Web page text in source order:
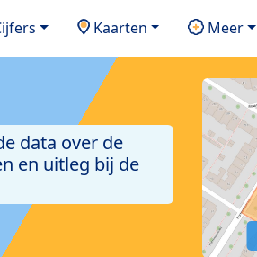
Kaarten Meer
data over de
en uitleg bij de